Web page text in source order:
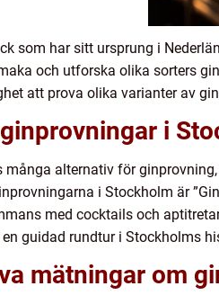
som har sitt ursprung i
och utforska olika sorters
att prova olika varianter av
i
många alternativ för
i Stockholm är
med cocktails och
guidad rundtur i Stockholms
mätningar om